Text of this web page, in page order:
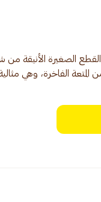
الصغيرة الأنيقة من
الفاخرة، وهي